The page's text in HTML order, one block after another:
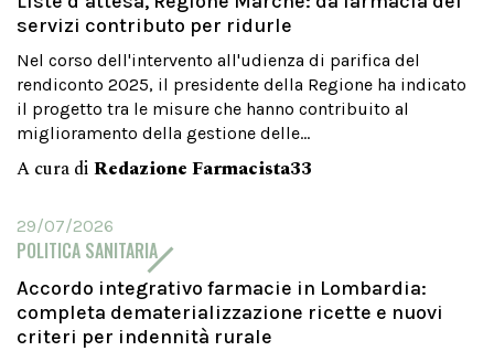
servizi contributo per ridurle
Nel corso dell'intervento all'udienza di parifica del
rendiconto 2025, il presidente della Regione ha indicato
il progetto tra le misure che hanno contribuito al
miglioramento della gestione delle...
A cura di Redazione Farmacista33
29/07/2026
POLITICA SANITARIA
Accordo integrativo farmacie in Lombardia:
completa dematerializzazione ricette e nuovi
criteri per indennità rurale